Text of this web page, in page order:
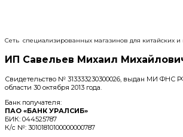
Сеть специализированных магазинов для китайских и
ИП Савельев Михаил
Свидетельство № 313333230300026, выдан МИ ФНС
области 30 октября 2013 года.
Банк получателя:
ПАО «БАНК УРАЛСИБ»
БИК: 044525787
К/с №: 30101810100000000787